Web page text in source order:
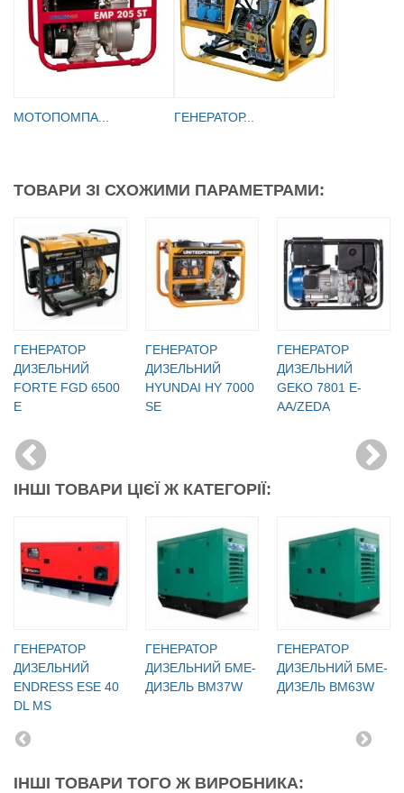
МОТОПОМПА... ГЕНЕРАТОР...
ТОВАРИ ЗІ СХОЖИМИ ПАРАМЕТРАМИ:
ГЕНЕРАТОР
ДИЗЕЛЬНИЙ
FORTE FGD 6500
E
ГЕНЕРАТОР
ДИЗЕЛЬНИЙ
HYUNDAI HY 7000
SE
ГЕНЕРАТОР
ДИЗЕЛЬНИЙ
GEKO 7801 E-
AA/ZEDA
ІНШІ ТОВАРИ ЦІЄЇ Ж КАТЕГОРІЇ:
ГЕНЕРАТОР
ДИЗЕЛЬНИЙ
ENDRESS ESE 40
DL MS
ГЕНЕРАТОР
ДИЗЕЛЬНИЙ БМЕ-
ДИЗЕЛЬ BM37W
ГЕНЕРАТОР
ДИЗЕЛЬНИЙ БМЕ-
ДИЗЕЛЬ BM63W
ІНШІ ТОВАРИ ТОГО Ж ВИРОБНИКА: